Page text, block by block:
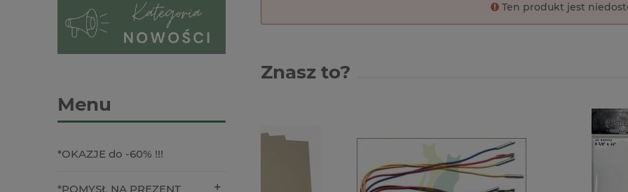
Menu
*OKAZJE do -60% !!!
*POMYSŁ NA PREZENT
Ten produkt jest
Znasz to?